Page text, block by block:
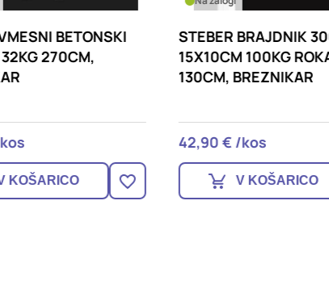
STEBER BRAJDNIK 300 CM
15X10CM 100KG ROKA
130CM, BREZNIKAR
42,90 € /kos
V KOŠARICO
STEBER ZA
ECO M 120cm
18,99 € /kos
V